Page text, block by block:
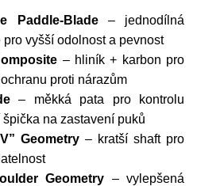
Paddle-Blade– jednodílná
pro vyšší odolnost a pevnost
– hliník + karbon pro
proti nárazům
– měkká pata pro kontrolu
špička na zastavení puků
Geometry – kratší shaft pro
Geometry – vylepšená